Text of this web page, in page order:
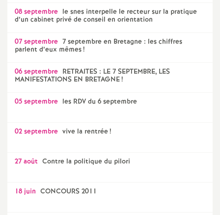
08 septembre le snes interpelle le recteur sur la pratique
d’un cabinet privé de conseil en orientation
07 septembre 7 septembre en Bretagne : les chiffres
parlent d’eux mêmes!
06 septembre RETRAITES : LE 7 SEPTEMBRE, LES
MANIFESTATIONS EN BRETAGNE!
05 septembre les RDV du 6 septembre
02 septembre vive la rentrée!
27 août Contre la politique du pilori
18 juin CONCOURS 2011